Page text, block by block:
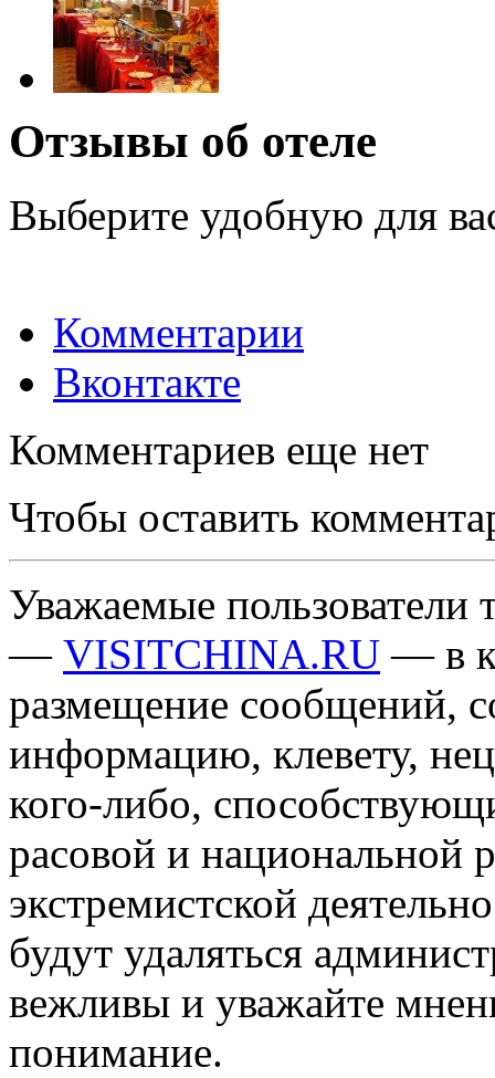
Отзывы об отеле
Выберите удобную для
Комментарии
Вконтакте
Комментариев еще нет
Чтобы оставить
Уважаемые пользователи
— VISITCHINA.RU — в
размещение сообщений,
информацию, клевету,
кого-либо,
расовой и национальной
экстремистской
будут удаляться
вежливы и уважайте
понимание.